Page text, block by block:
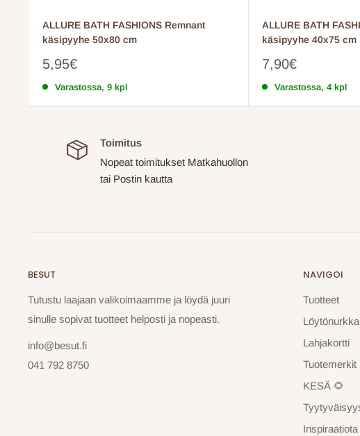
ALLURE BATH FASHIONS Remnant
käsipyyhe 50x80 cm
Myyntihinta
5,95€
Varastossa, 9 kpl
ALLURE BATH
käsipyyhe 40x75 cm
Myyntihinta
7,90€
Varastossa, 4 kpl
Toimitus
Nopeat toimitukset Matkahuollon
tai Postin kautta
BESUT
Tutustu laajaan valikoimaamme ja löydä juuri
sinulle sopivat tuotteet helposti ja nopeasti.
info@besut.fi
041 792 8750
NAVIGOI
Tuotteet
Löytönurkka
Lahjakortti
Tuotemerkit
KESÄ 🌻
Inspiraatiota